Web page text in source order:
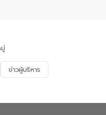
ำเสียและสร้างจิตสำนึกในการ
ษ์สิ่งแวดล้อม ในหัวข้อ “น้ำเสียชุมชน
บำบัดน้ำเสียเบื้องต้น” โดยให้ความรู้
สาเหตุและผลกระทบของน้ำเสีย
าลตำบลบางเลน จังหวัดนครปฐม
ข่าวผู้บริหาร